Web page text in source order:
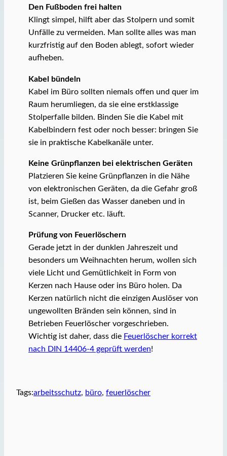
Den Fußboden frei halten
Klingt simpel, hilft aber das Stolpern und somit
Unfälle zu vermeiden. Man sollte alles was man
kurzfristig auf den Boden ablegt, sofort wieder
aufheben.
Kabel bündeln
Kabel im Büro sollten niemals offen und quer im
Raum herumliegen, da sie eine erstklassige
Stolperfalle bilden. Binden Sie die Kabel mit
Kabelbindern fest oder noch besser: bringen Sie
sie in praktische Kabelkanäle unter.
Keine Grünpflanzen bei elektrischen Geräten
Platzieren Sie keine Grünpflanzen in die Nähe
von elektronischen Geräten, da die Gefahr groß
ist, beim Gießen das Wasser daneben und in
Scanner, Drucker etc. läuft.
Prüfung von Feuerlöschern
Gerade jetzt in der dunklen Jahreszeit und
besonders um Weihnachten herum, wollen sich
viele Licht und Gemütlichkeit in Form von
Kerzen nach Hause oder ins Büro holen. Da
Kerzen natürlich nicht die einzigen Auslöser von
ungewollten Bränden sein können, sind in
Betrieben Feuerlöscher vorgeschrieben.
Wichtig ist daher, dass die Feuerlöscher korrekt
nach DIN 14406-4 geprüft werden!
Tags:arbeitsschutz, büro, feuerlöscher